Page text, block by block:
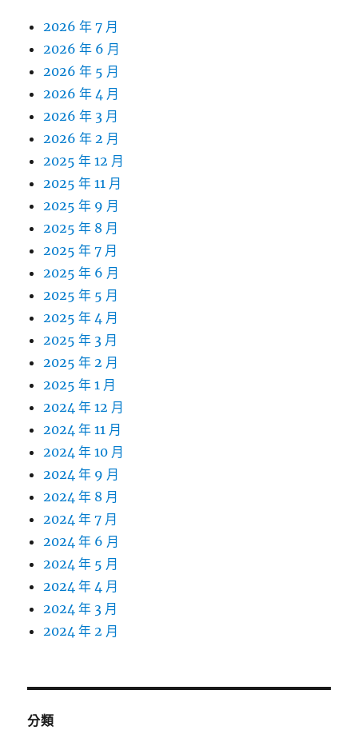
2026 年 7 月
2026 年 6 月
2026 年 5 月
2026 年 4 月
2026 年 3 月
2026 年 2 月
2025 年 12 月
2025 年 11 月
2025 年 9 月
2025 年 8 月
2025 年 7 月
2025 年 6 月
2025 年 5 月
2025 年 4 月
2025 年 3 月
2025 年 2 月
2025 年 1 月
2024 年 12 月
2024 年 11 月
2024 年 10 月
2024 年 9 月
2024 年 8 月
2024 年 7 月
2024 年 6 月
2024 年 5 月
2024 年 4 月
2024 年 3 月
2024 年 2 月
分類